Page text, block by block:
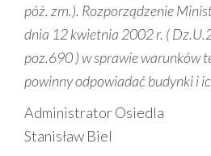
póż. zm.). Rozporządzenie
dnia 12 kwietnia 2002 r. (
poz.690 ) w sprawie warunków
powinny odpowiadać budynki i
Administrator Osiedla
Stanisław Biel